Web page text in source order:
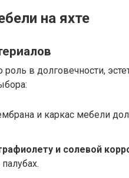
на яхте
в долговечности,
и каркас мебели
и солевой